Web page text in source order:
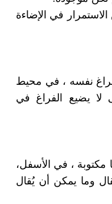
في الإضاءة
نفسه ، في محيط
لا يضيع الفراغ في
مكتوبة ، في الأسفل،
وما يمكن أن يُقال